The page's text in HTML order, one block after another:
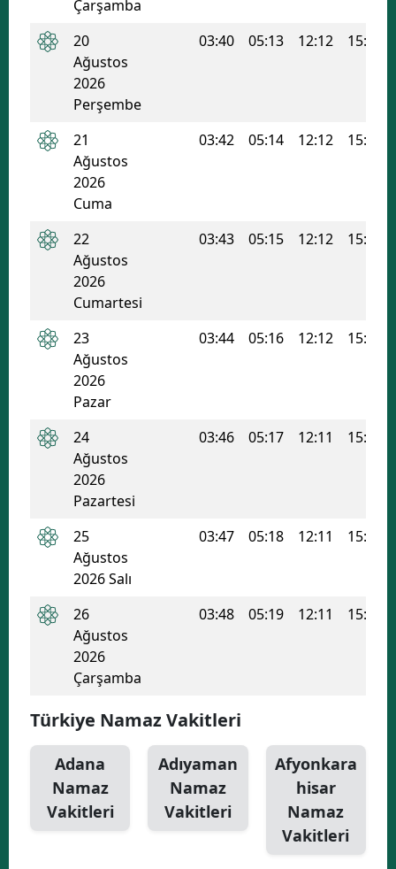
Çarşamba
20
Ağustos
2026
Perşembe
03:40 05:13 12:12 15:58
21
Ağustos
2026
Cuma
03:42 05:14 12:12 15:58
22
Ağustos
2026
Cumartesi
03:43 05:15 12:12 15:57
23
Ağustos
2026
Pazar
03:44 05:16 12:12 15:56
24
Ağustos
2026
Pazartesi
03:46 05:17 12:11 15:55
25
Ağustos
2026 Salı
03:47 05:18 12:11 15:55
26
Ağustos
2026
Çarşamba
03:48 05:19 12:11 15:54
Türkiye Namaz Vakitleri
Adana
Namaz
Vakitleri
Adıyaman
Namaz
Vakitleri
Afyonkara
hisar
Namaz
Vakitleri